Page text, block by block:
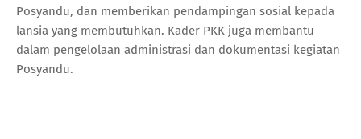
Posyandu, dan memberikan pendampingan sosial kepada
lansia yang membutuhkan. Kader PKK juga membantu
dalam pengelolaan administrasi dan dokumentasi kegiatan
Posyandu.